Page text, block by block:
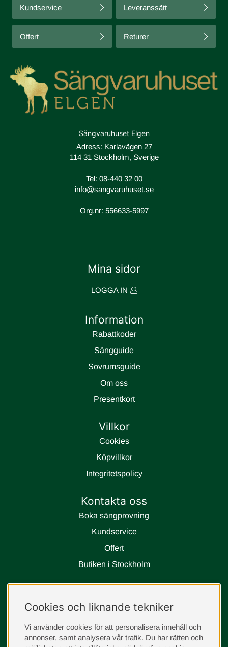
Kundservice Leveranssätt
Offert Returer
Sängvaruhuset Elgen
Adress: Karlavägen 27
114 31 Stockholm, Sverige
Tel: 08-440 32 00
info@sangvaruhuset.se
Org.nr: 556633-5997
Mina sidor
LOGGA IN
Information
Rabattkoder
Sängguide
Sovrumsguide
Om oss
Presentkort
Villkor
Cookies
Köpvillkor
Integritetspolicy
Kontakta oss
Boka sängprovning
Kundservice
Offert
Butiken i Stockholm
instagram
Cookies och liknande tekniker
Vi använder cookies för att personalisera innehåll och
annonser, samt analysera vår trafik. Du har rätten och